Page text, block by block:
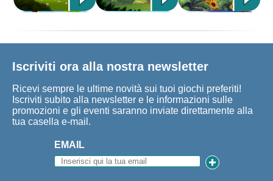
Iscriviti ora alla nostra newsletter
Ricevi sempre le ultime novità sui tuoi giochi preferiti!
Iscriviti subito alla newsletter e le informazioni sulle
promozioni e gli eventi saranno inviate direttamente alla
tua casella e-mail.
EMAIL